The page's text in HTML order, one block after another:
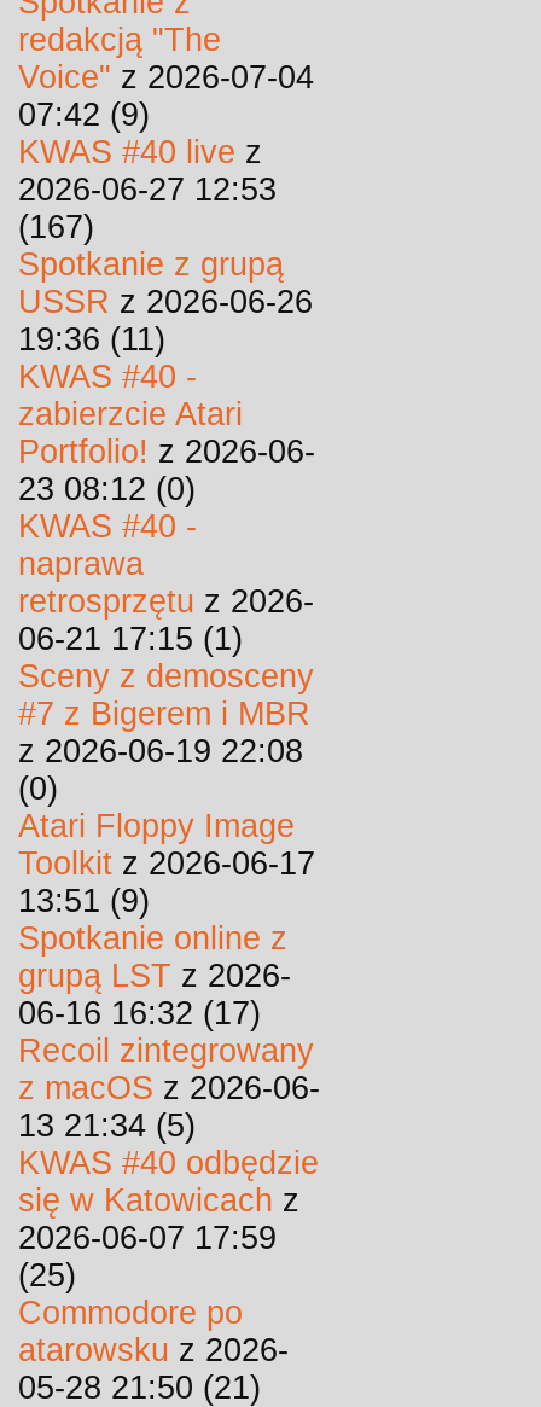
redakcją "The
Voice" z 2026-07-04
07:42 (9)
KWAS #40 live z
2026-06-27 12:53
(167)
Spotkanie z grupą
USSR z 2026-06-26
19:36 (11)
KWAS #40 -
zabierzcie Atari
Portfolio! z 2026-06-
23 08:12 (0)
KWAS #40 -
naprawa
retrosprzętu z 2026-
06-21 17:15 (1)
Sceny z demosceny
#7 z Bigerem i MBR
z 2026-06-19 22:08
(0)
Atari Floppy Image
Toolkit z 2026-06-17
13:51 (9)
Spotkanie online z
grupą LST z 2026-
06-16 16:32 (17)
Recoil zintegrowany
z macOS z 2026-06-
13 21:34 (5)
KWAS #40 odbędzie
się w Katowicach z
2026-06-07 17:59
(25)
Commodore po
atarowsku z 2026-
05-28 21:50 (21)